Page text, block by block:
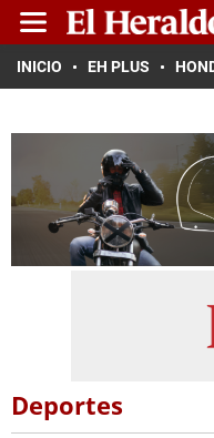
INICIO EH PLUS
Deportes